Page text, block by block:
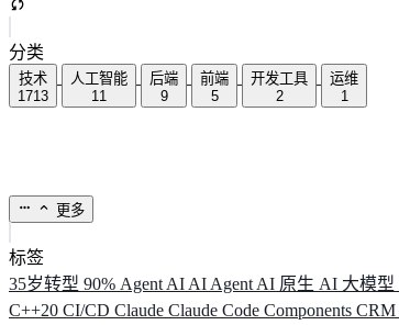
分类
技术
1713
人工智能
11
后端
9
前端
5
开发工具
2
运维
1
更多
标签
35岁转型 90% Agent AI AI Agent AI 原生 AI 大模型
C++20 CI/CD Claude Claude Code Components CRM